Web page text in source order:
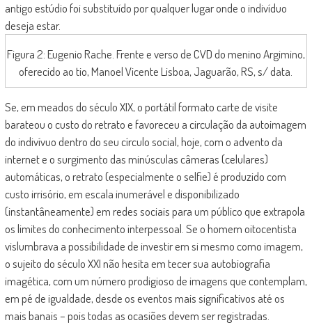
antigo estúdio foi substituído por qualquer lugar onde o indivíduo
deseja estar.
Figura 2: Eugenio Rache. Frente e verso de CVD do menino Argimino,
oferecido ao tio, Manoel Vicente Lisboa, Jaguarão, RS, s/ data.
Se, em meados do século XIX, o portátil formato carte de visite
barateou o custo do retrato e favoreceu a circulação da autoimagem
do indivívuo dentro do seu círculo social, hoje, com o advento da
internet e o surgimento das minúsculas câmeras (celulares)
automáticas, o retrato (especialmente o selfie) é produzido com
custo irrisório, em escala inumerável e disponibilizado
(instantâneamente) em redes sociais para um público que extrapola
os limites do conhecimento interpessoal. Se o homem oitocentista
vislumbrava a possibilidade de investir em si mesmo como imagem,
o sujeito do século XXI não hesita em tecer sua autobiografia
imagética, com um número prodigioso de imagens que contemplam,
em pé de igualdade, desde os eventos mais significativos até os
mais banais – pois todas as ocasiões devem ser registradas.